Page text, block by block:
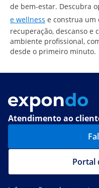
de bem-estar. Descubra
e wellness e construa um
recuperação, descanso e
ambiente profissional,
desde o primeiro minuto.
Atendimento ao
Portal